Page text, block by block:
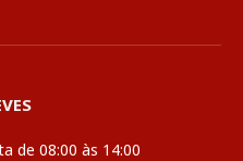
de 08:00 às 14:00